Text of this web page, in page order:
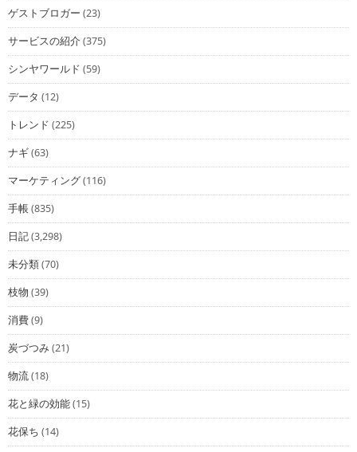
ゲストブロガー (23)
サービスの紹介(375)
シンヤワールド (59)
データ (12)
トレンド (225)
ナギ(63)
マーケティング(116)
手帳(835)
日記(3,298)
未分類(70)
枝物 (39)
消費(9)
炭づつみ(21)
物流(18)
花と緑の効能(15)
花保ち (14)